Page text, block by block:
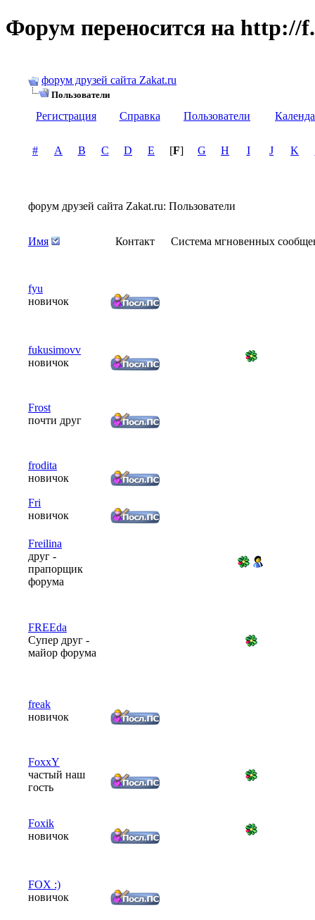
Форум переносится на http://
форум друзей сайта Zakat.ru
Пользователи
Регистрация Справка Пользователи
# A B C D E [F] G H I J K
форум друзей сайта Zakat.ru: Пользователи
Имя Контакт Система мгновенных
fyu
новичок
fukusimovv
новичок
Frost
почти друг
frodita
новичок
Fri
новичок
Freilina
друг -
прапорщик
форума
FREEda
Супер друг -
майор форума
freak
новичок
FoxxY
частый наш
гость
Foxik
новичок
FOX :)
новичок